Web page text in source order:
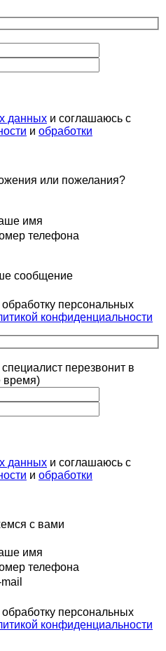
данных и соглашаюсь с
и обработки
или пожелания?
имя
телефона
сообщение
персональных
конфиденциальности
перезвонит в
время)
данных и соглашаюсь с
и обработки
с вами
имя
телефона
персональных
конфиденциальности